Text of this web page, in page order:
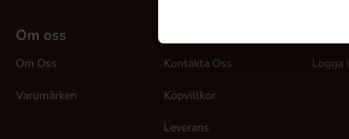
Om oss
Om Oss
Varumärken
Kontakta Oss
Köpvillkor
Leverans
Logga